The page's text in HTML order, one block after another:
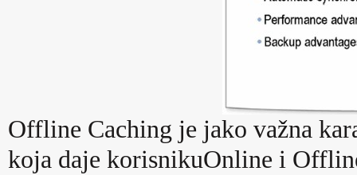
Offline Caching je jako važna
koja daje korisnikuOnline i